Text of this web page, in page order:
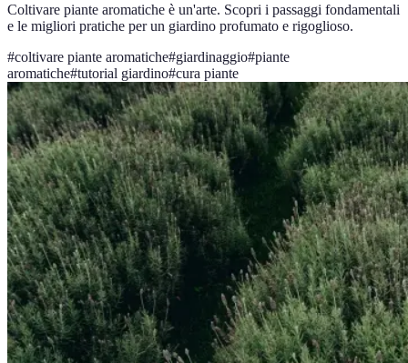
Coltivare piante aromatiche è un'arte. Scopri i passaggi fondamentali
e le migliori pratiche per un giardino profumato e rigoglioso.
#coltivare piante aromatiche#giardinaggio#piante
aromatiche#tutorial giardino#cura piante